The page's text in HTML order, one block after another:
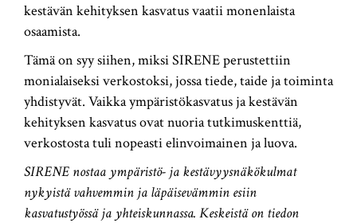
kestävän kehityksen kasvatus vaatii monenlaista
osaamista.
Tämä on syy siihen, miksi SIRENE perustettiin
monialaiseksi verkostoksi, jossa tiede, taide ja toiminta
yhdistyvät. Vaikka ympäristökasvatus ja kestävän
kehityksen kasvatus ovat nuoria tutkimuskenttiä,
verkostosta tuli nopeasti elinvoimainen ja luova.
SIRENE nostaa ympäristö- ja kestävyysnäkökulmat
nykyistä vahvemmin ja läpäisevämmin esiin
kasvatustyössä ja yhteiskunnassa. Keskeistä on tiedon